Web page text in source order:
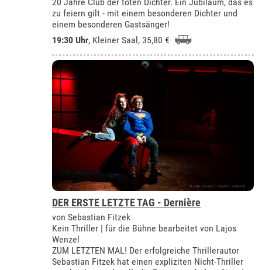
zu feiern gilt - mit einem besonderen Dichter und
einem besonderen Gastsänger!
19:30 Uhr, Kleiner Saal , 35,80 €
DER ERSTE LETZTE TAG - Dernière
von Sebastian Fitzek
Kein Thriller | für die Bühne bearbeitet von Lajos
Wenzel
ZUM LETZTEN MAL! Der erfolgreiche Thrillerautor
Sebastian Fitzek hat einen expliziten Nicht-Thriller